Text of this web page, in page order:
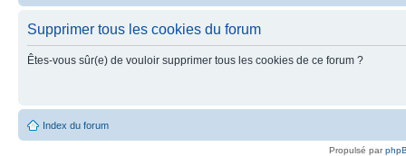
Supprimer tous les cookies du forum
Êtes-vous sûr(e) de vouloir supprimer tous les cookies de ce forum ?
Index du forum
Propulsé par